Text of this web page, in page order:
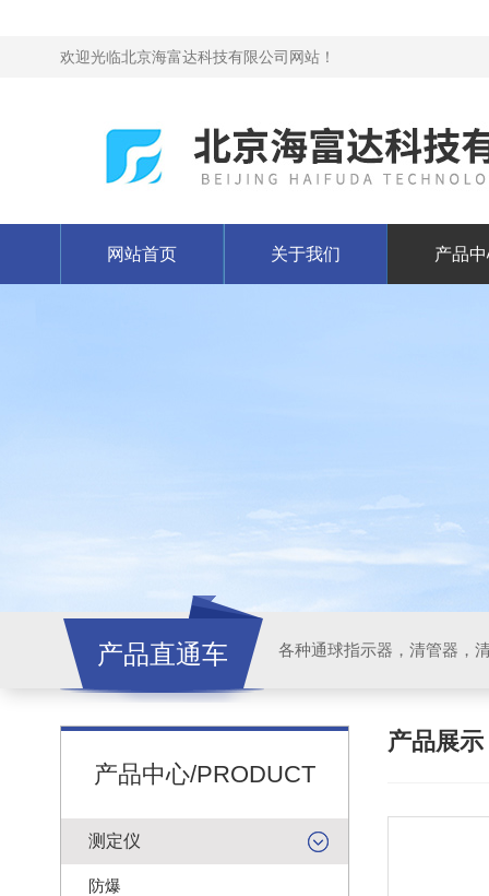
欢迎光临北京海富达科技有限公司网站！
网站首页 关于我们 产品
产品直通车 各种通球指示器，清管器，
产品中心/PRODUCT
测定仪
防爆
产品展示